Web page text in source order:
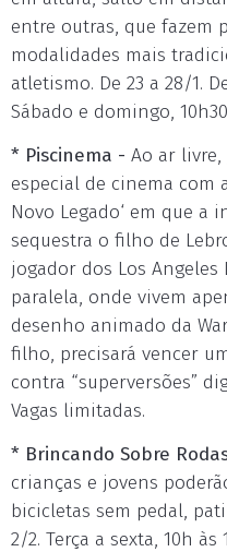
entre outras, que fazem
modalidades mais
atletismo. De 23 a 28/1.
Sábado e domingo,
* Piscinema - Ao ar
especial de cinema com
Novo Legado‘ em que a
sequestra o filho de
jogador dos Los Angeles
paralela, onde vivem
desenho animado da
filho, precisará vencer
contra “superversões”
Vagas limitadas.
* Brincando Sobre
crianças e jovens
bicicletas sem pedal,
2/2. Terça a sexta, 10h às